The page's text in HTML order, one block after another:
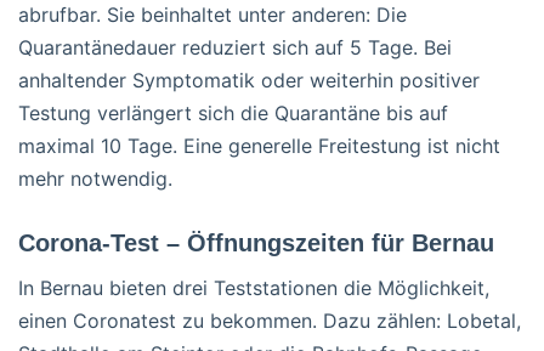
abrufbar. Sie beinhaltet unter anderen: Die
Quarantänedauer reduziert sich auf 5 Tage. Bei
anhaltender Symptomatik oder weiterhin positiver
Testung verlängert sich die Quarantäne bis auf
maximal 10 Tage. Eine generelle Freitestung ist nicht
mehr notwendig.
Corona-Test – Öffnungszeiten für Bernau
In Bernau bieten drei Teststationen die Möglichkeit,
einen Coronatest zu bekommen. Dazu zählen: Lobetal,